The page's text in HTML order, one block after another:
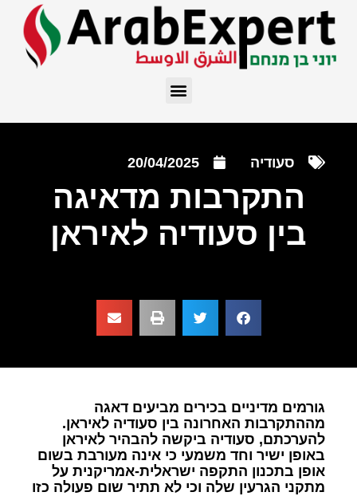
סעודיה 20/04/2025
התקרבות מדאיגה
בין סעודיה לאיראן
גורמים מדיניים בכירים מביעים דאגה
מההתקרבות האחרונה בין סעודיה לאיראן.
להערכתם, סעודיה ביקשה להבהיר לאיראן
באופן ישיר וחד משמעי כי אינה מעורבת בשום
אופן בתכנון התקפה ישראלית-אמריקנית על
מתקני הגרעין שלה וכי לא תתיר שום פעולה כזו